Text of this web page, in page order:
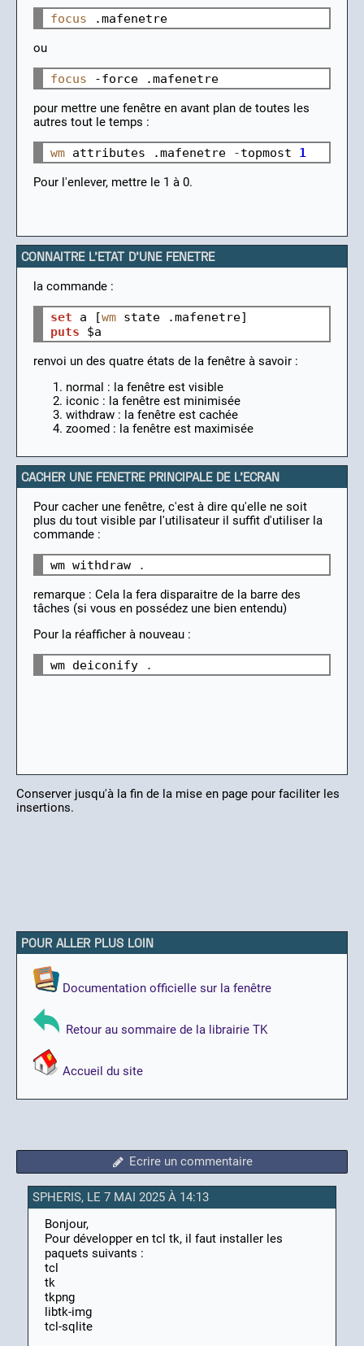
focus
ou
focus -force
pour mettre une fenêtre en avant plan de toutes les
autres tout le temps :
wm attributes .mafenetre -topmost 1
Pour l'enlever, mettre le 1 à 0.
CONNAITRE L'ETAT D'UNE FENETRE
la commande :
set a [wm state
.mafenetre]
puts $a
renvoi un des quatre états de la fenêtre à savoir :
normal : la fenêtre est visible
iconic : la fenêtre est minimisée
withdraw : la fenêtre est cachée
zoomed : la fenêtre est maximisée
CACHER UNE FENETRE PRINCIPALE DE L'ECRAN
Pour cacher une fenêtre, c'est à dire qu'elle ne soit
plus du tout visible par l'utilisateur il suffit d'utiliser la
commande :
wm withdraw .
remarque : Cela la fera disparaitre de la barre des
tâches (si vous en possédez une bien entendu)
Pour la réafficher à nouveau :
wm deiconify .
Conserver jusqu'à la fin de la mise en page pour faciliter les
insertions.
POUR ALLER PLUS LOIN
Documentation officielle sur la fenêtre
Retour au sommaire de la librairie TK
Accueil du site
Ecrire un commentaire
SPHERIS, LE 7 MAI 2025 À 14:13
Bonjour,
Pour développer en tcl tk, il faut installer les
paquets suivants :
tcl
tk
tkpng
libtk-img
tcl-sqlite